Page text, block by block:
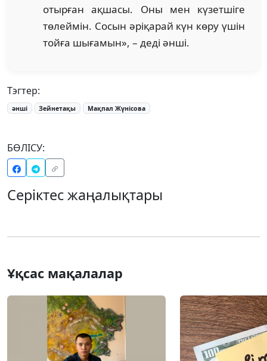
отырған ақшасы. Оны мен күзетшіге
төлеймін. Сосын әріқарай күн көру үшін
тойға шығамын», – деді әнші.
Тэгтер:
әнші Зейнетақы Мақпал Жүнісова
БӨЛІСУ:
Серіктес жаңалықтары
Ұқсас мақалалар